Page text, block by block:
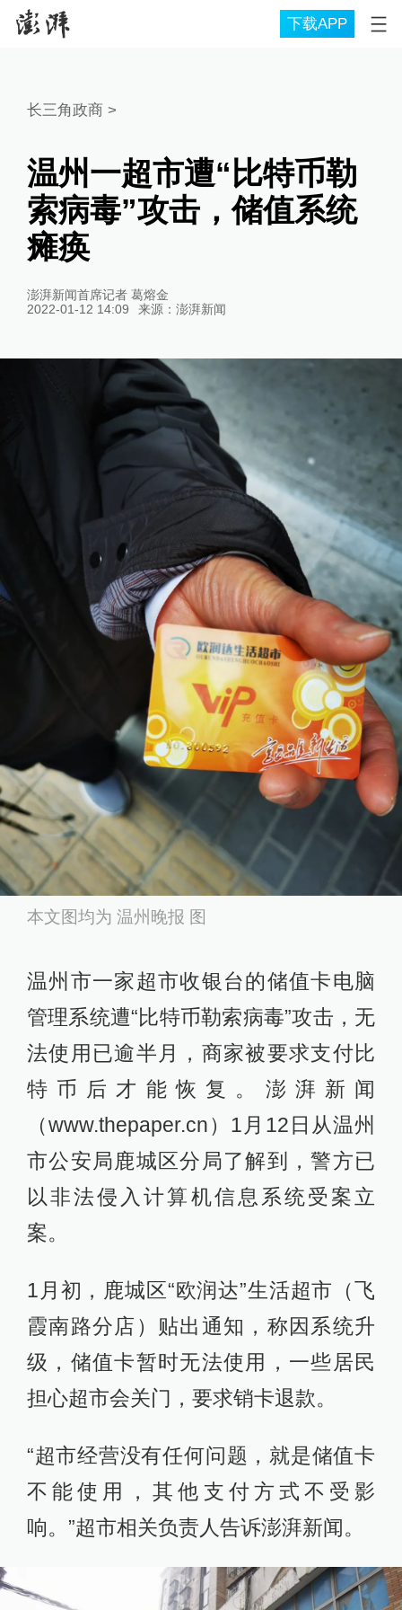
下载APP
长三角政商 >
温州一超市遭“比特币勒
索病毒”攻击，储值系统
瘫痪
澎湃新闻首席记者 葛熔金
2022-01-12 14:09
来源： 澎湃新闻
本文图均为 温州晚报 图
温州市一家超市收银台的储值卡电脑
管理系统遭“比特币勒索病毒”攻击，无
法使用已逾半月，商家被要求支付比
特币后才能恢复。澎湃新闻
（www.thepaper.cn）1月12日从温州
市公安局鹿城区分局了解到，警方已
以非法侵入计算机信息系统受案立
案。
1月初，鹿城区“欧润达”生活超市（飞
霞南路分店）贴出通知，称因系统升
级，储值卡暂时无法使用，一些居民
担心超市会关门，要求销卡退款。
“超市经营没有任何问题，就是储值卡
不能使用，其他支付方式不受影
响。”超市相关负责人告诉澎湃新闻。